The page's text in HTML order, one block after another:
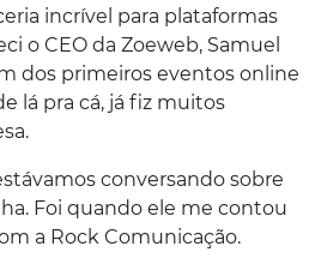
incrível para plataformas
o CEO da Zoeweb, Samuel
dos primeiros eventos online
lá pra cá, já fiz muitos
conversando sobre
Foi quando ele me contou
a Rock Comunicação.